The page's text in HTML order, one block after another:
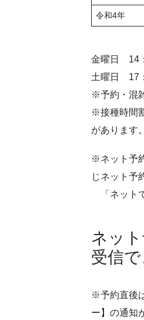
令和4年
金曜日 14
土曜日 17
※予約・混
※接種時間
があります
※ネット予
じネット予
「ネット
ネッ
受信
※予約直後
ー】の通知